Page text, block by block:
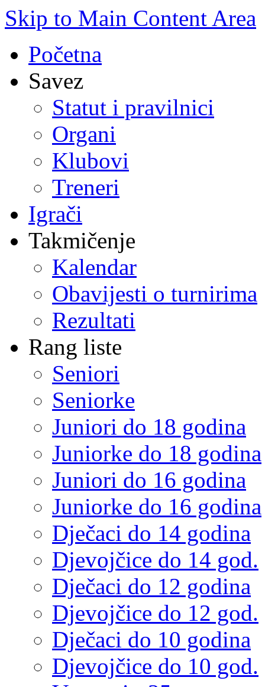
Skip to Main Content Area
Početna
Savez
Statut i pravilnici
Organi
Klubovi
Treneri
Igrači
Takmičenje
Kalendar
Obavijesti o turnirima
Rezultati
Rang liste
Seniori
Seniorke
Juniori do 18 godina
Juniorke do 18 godina
Juniori do 16 godina
Juniorke do 16 godina
Dječaci do 14 godina
Djevojčice do 14 god.
Dječaci do 12 godina
Djevojčice do 12 god.
Dječaci do 10 godina
Djevojčice do 10 god.